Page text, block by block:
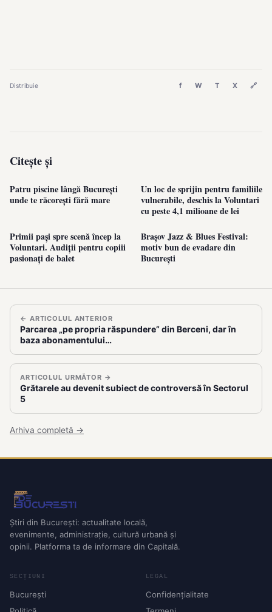
Distribuie f W T X 🔗
Citește și
Patru piscine lângă București
unde te răcorești fără mare
Un loc de sprijin pentru familiile
vulnerabile, deschis la Voluntari
cu peste 4,1 milioane de lei
Primii pași spre scenă încep la
Voluntari. Audiții pentru copiii
pasionați de balet
Brașov Jazz & Blues Festival:
motiv bun de evadare din
București
← ARTICOLUL ANTERIOR
Parcarea „pe propria răspundere” din Berceni, dar în
baza abonamentului…
ARTICOLUL URMĂTOR →
Grătarele au devenit subiect de controversă în Sectorul
5
Arhiva completă →
Știri din București: actualitate locală,
evenimente, administrație, cultură urbană și
opinii. Platforma ta de informare din Capitală.
SECȚIUNI
București
LEGAL
Confidențialitate